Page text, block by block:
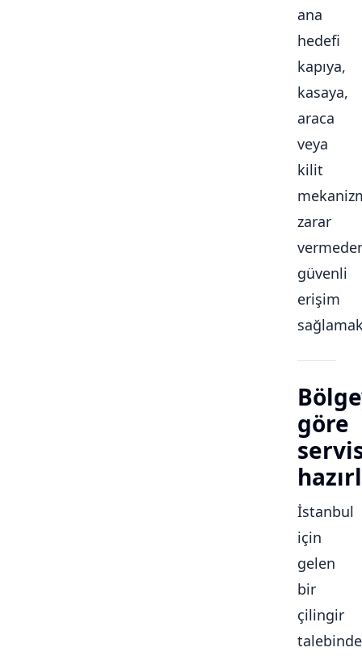
ana
hedefi
kapıya,
kasaya,
araca
veya
kilit
zarar
güvenli
erişim
göre
İstanbul
için
gelen
bir
çilingir
talebinde